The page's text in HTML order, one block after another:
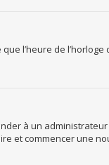
l’heure de
à un
et commencer une